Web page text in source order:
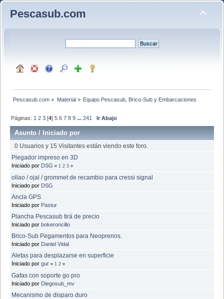
Pescasub.com
Pescasub.com » Material» Equipo Pescasub, Brico-Sub y Embarcaciones
Páginas: 1 2 3 [4]5 6 7 8 9 ...241 Ir Abajo
Asunto /Iniciado por
0 Usuarios y 15 Visitantes están viendo este foro.
Plegador impreso en 3D
Iniciado por DSG « 1 2 3 »
ollao / ojal / grommet de recambio para cressi signal
Iniciado por DSG
Ancla GPS
Iniciado por Pastur
Plancha Pescasub tirá de precio
Iniciado por bokeroncillo
Brico-Sub Pegamentos para Neoprenos.
Iniciado por Daniel Vidal
Aletas para desplazarse en superficie
Iniciado por gur « 1 2 »
Gafas con soporte go pro
Iniciado por Diegosub_mv
Mecanismo de disparo duro